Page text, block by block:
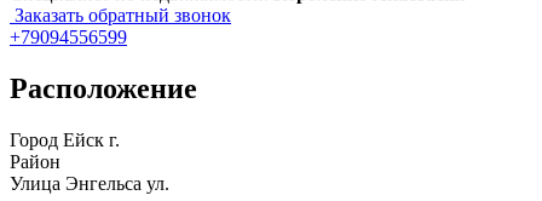
Заказать обратный звонок
+79094556599
Расположение
Город Ейск г.
Район
Улица Энгельса ул.